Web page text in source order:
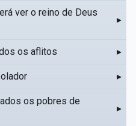
ver o reino de Deus
▸
os aflitos ▸
▸
os pobres de
▸